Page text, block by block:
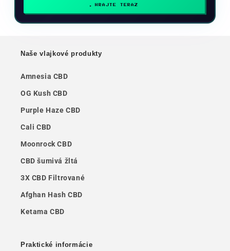
HRAJTE TERAZ
Naše vlajkové produkty
Amnesia CBD
OG Kush CBD
Purple Haze CBD
Cali CBD
Moonrock CBD
CBD šumivá žltá
3X CBD Filtrované
Afghan Hash CBD
Ketama CBD
Praktické informácie